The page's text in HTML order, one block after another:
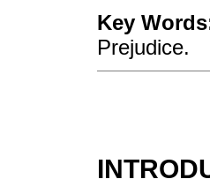
Key
Prejudice.